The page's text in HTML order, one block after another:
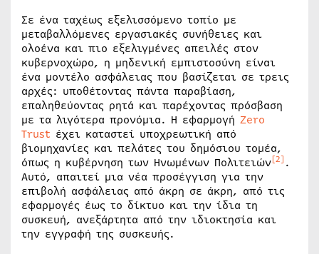
Σε ένα ταχέως εξελισσόμενο τοπίο με
μεταβαλλόμενες εργασιακές συνήθειες και
ολοένα και πιο εξελιγμένες απειλές στον
κυβερνοχώρο, η μηδενική εμπιστοσύνη είναι
ένα μοντέλο ασφάλειας που βασίζεται σε τρεις
αρχές: υποθέτοντας πάντα παραβίαση,
επαληθεύοντας ρητά και παρέχοντας πρόσβαση
με τα λιγότερα προνόμια. Η εφαρμογή Zero
Trust έχει καταστεί υποχρεωτική από
βιομηχανίες και πελάτες του δημόσιου τομέα,
όπως η κυβέρνηση των Ηνωμένων Πολιτειών[2] .
Αυτό, απαιτεί μια νέα προσέγγιση για την
επιβολή ασφάλειας από άκρη σε άκρη, από τις
εφαρμογές έως το δίκτυο και την ίδια τη
συσκευή, ανεξάρτητα από την ιδιοκτησία και
την εγγραφή της συσκευής.